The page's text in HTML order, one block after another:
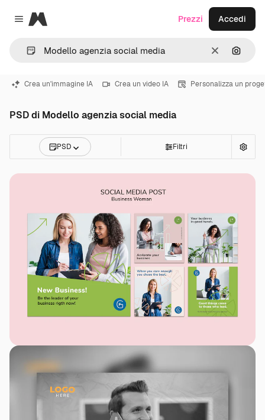
Close menu
Magnific
CancellaCerca
Prezzi Accedi
Crea un'immagine IA Crea un video IA Personalizza un
PSD di Modello agenzia social media
PSD Filtri